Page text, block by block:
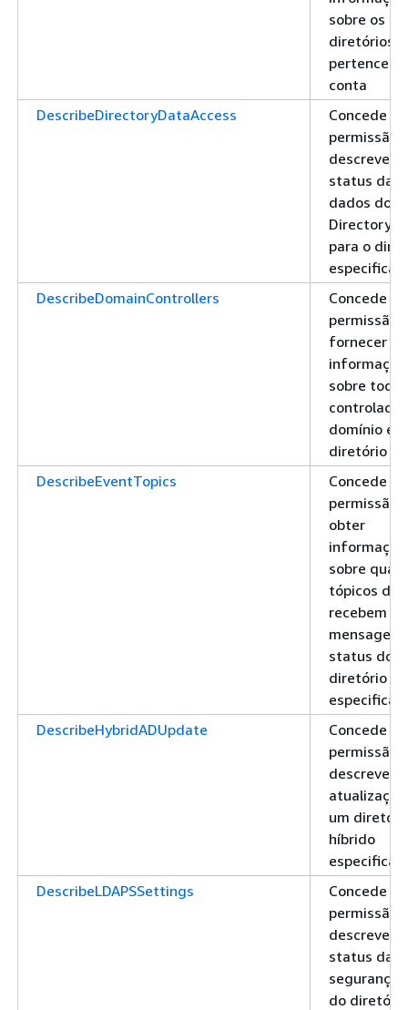
sobre os
diretórios
pertencem
conta
DescribeDirectoryDataAccess
Concede
permissão
descrever o
status da
dados do
Directory
para o
DescribeDomainControllers
Concede
permissão
fornecer
sobre
domínio
diretório
DescribeEventTopics
Concede
permissão
obter
sobre quais
tópicos do
recebem
status do
diretório
DescribeHybridADUpdate
Concede
permissão
descrever
um
híbrido
DescribeLDAPSSettings
Concede
permissão
descrever o
status da
segurança
do diretório